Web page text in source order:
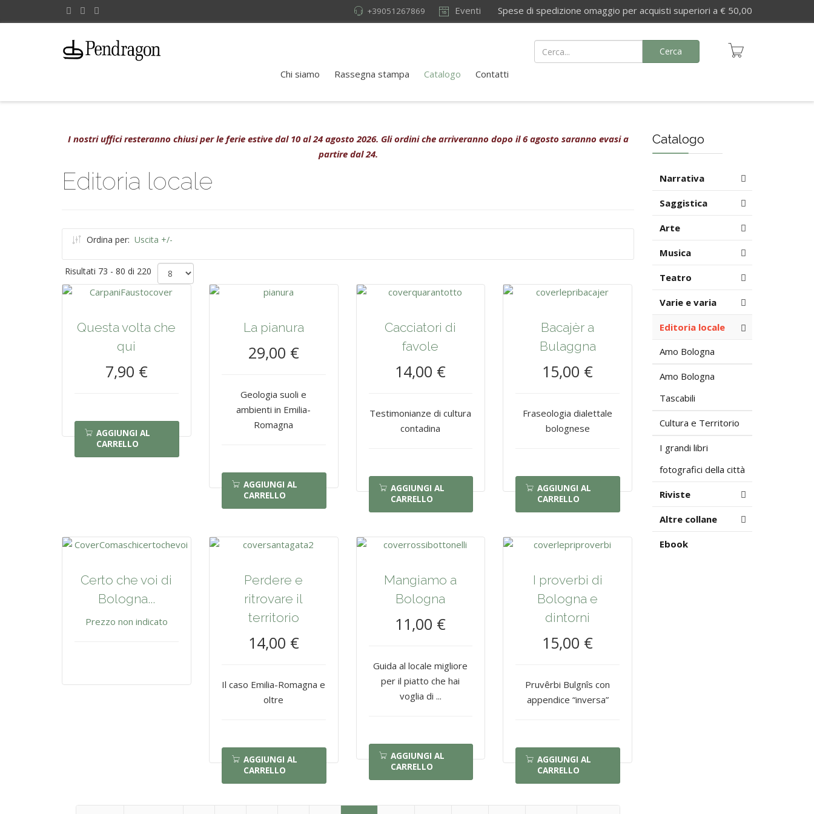
Eventi Spese di spedizione omaggio per acquisti superiori a € 50,00
+39051267869
Chi siamo Rassegna stampa Catalogo Contatti
Cerca
I nostri uffici resteranno chiusi per le ferie estive dal 10 al 24 agosto 2026. Gli ordini che arriveranno dopo il 6 agosto saranno evasi a
partire dal 24.
Editoria locale
Ordina per: Uscita +/-
Risultati 73 - 80 di 220
Questa volta che
qui
7,90 €
AGGIUNGI AL
CARRELLO
La pianura
29,00 €
Geologia suoli e
ambienti in Emilia-
Romagna
AGGIUNGI AL
CARRELLO
Cacciatori di
favole
14,00 €
Testimonianze di cultura
contadina
AGGIUNGI AL
CARRELLO
Bacajèr a
Bulaggna
15,00 €
Fraseologia dialettale
bolognese
AGGIUNGI AL
CARRELLO
Certo che voi di
Bologna...
Prezzo non indicato
Perdere e
ritrovare il
territorio
14,00 €
Il caso Emilia-Romagna e
oltre
AGGIUNGI AL
CARRELLO
Mangiamo a
Bologna
11,00 €
Guida al locale migliore
per il piatto che hai
voglia di ...
AGGIUNGI AL
CARRELLO
I proverbi di
Bologna e
dintorni
15,00 €
Pruvêrbi Bulgnîs con
appendice “inversa”
AGGIUNGI AL
CARRELLO
Catalogo
Narrativa
Saggistica
Arte
Musica
Teatro
Varie e varia
Editoria locale
Amo Bologna
Amo Bologna
Tascabili
Cultura e Territorio
I grandi libri
fotografici della città
Riviste
Altre collane
Ebook